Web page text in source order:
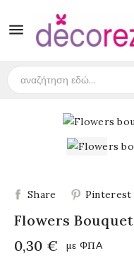

Share Pinterest
Flowers Bouquet
0,30 €
με ΦΠΑ